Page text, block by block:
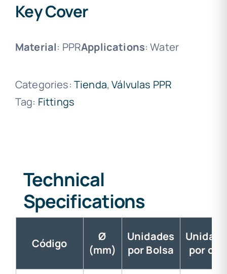
Key Cover
Material: PPRApplications: Water
Categories: Tienda,Válvulas PPR
Tag: Fittings
Technical
Specifications
Código
Ø
(mm)
Unidades
por Bolsa
por